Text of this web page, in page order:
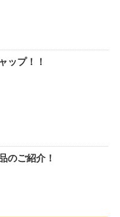
ップ！！
のご紹介！